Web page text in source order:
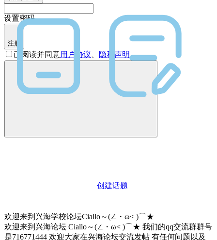
创建话题
设置密码
注册
已阅读并同意用户协议 隐私声明
欢迎来到兴海学校论坛Ciallo～(∠・ω< )⌒★
欢迎来到兴海论坛 Ciallo～(∠・ω< )⌒★ 我们的qq交流群群号
是716771444 欢迎大家在兴海论坛交流发帖 有任何问题以及